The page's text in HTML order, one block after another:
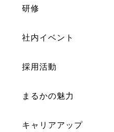
研修
社内イベント
採用活動
まるかの魅力
キャリアアップ